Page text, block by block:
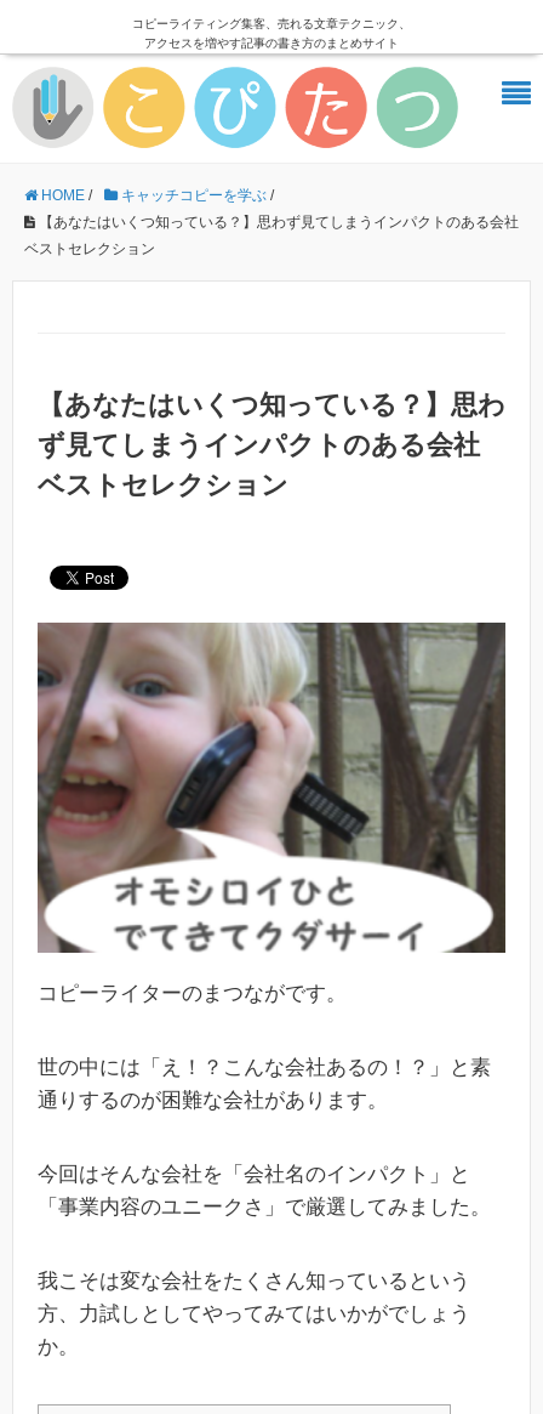
コピーライティング集客、売れる文章テクニック、
アクセスを増やす記事の書き方のまとめサイト
HOME / キャッチコピーを学ぶ /
【あなたはいくつ知っている？】思わず見てしまうインパクトのある会社
ベストセレクション
【あなたはいくつ知っている？】思わ
ず見てしまうインパクトのある会社
ベストセレクション
コピーライターのまつながです。
世の中には「え！？こんな会社あるの！？」と素
通りするのが困難な会社があります。
今回はそんな会社を「会社名のインパクト」と
「事業内容のユニークさ」で厳選してみました。
我こそは変な会社をたくさん知っているという
方、力試しとしてやってみてはいかがでしょう
か。